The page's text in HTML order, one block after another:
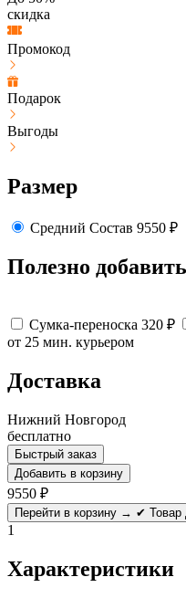
скидка
Промокод
Подарок
Выгоды
Размер
Средний Состав 9550 ₽
Полезно добавить
Сумка-переноска 320 ₽
от 25 мин. курьером
Доставка
Нижний Новгород
бесплатно
Быстрый заказ
Добавить в корзину
9550 ₽
Перейти в корзину → ✔ Товар
1
Характеристики